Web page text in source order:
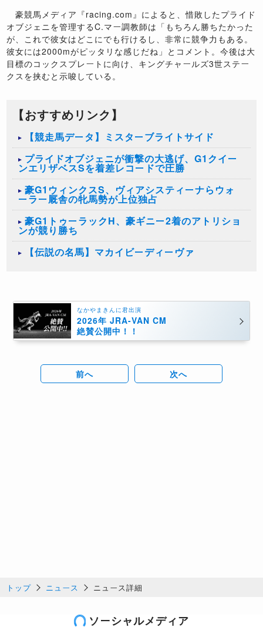
豪競馬メディア『racing.com』によると、惜敗したプライド
オブジェニを管理するC.マー調教師は「もちろん勝ちたかった
が、これで彼女はどこにでも行けるし、非常に競争力もある。
彼女には2000mがピッタリな感じだね」とコメント。今後は大
目標のコックスプレートに向け、キングチャールズ3世ステー
クスを挟むと示唆している。
【おすすめリンク】
【競走馬データ】ミスターブライトサイド
プライドオブジェニが衝撃の大逃げ、G1クイー
ンエリザベスSを着差レコードで圧勝
豪G1ウィンクスS、ヴィアシスティーナらウォ
ーラー厩舎の牝馬勢が上位独占
豪G1トゥーラックH、豪ギニー2着のアトリショ
ンが競り勝ち
【伝説の名馬】マカイビーディーヴァ
なかやまきんに君出演
2026年 JRA-VAN CM
絶賛公開中！！
前へ 次へ
トップ ニュース ニュース詳細
ソーシャルメディア